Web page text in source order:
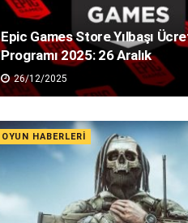
Epic Games Store Yılbaşı
Programı 2025: 26 Aralık
26/12/2025
OYUN HABERLERI